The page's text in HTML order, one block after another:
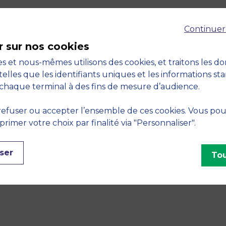
Poulzettes participent aux compétitions FFSU, au
couleurs de MBS face aux autres grandes écoles.
et un collectif fort. Aucune expérience préalable
sur nos cookies
et nous-mêmes utilisons des cookies, et traitons les
que les identifiants uniques et les informations
terminal à des fins de mesure d’audience.
ou accepter l’ensemble de ces cookies. Vous
votre choix par finalité via "Personnaliser".